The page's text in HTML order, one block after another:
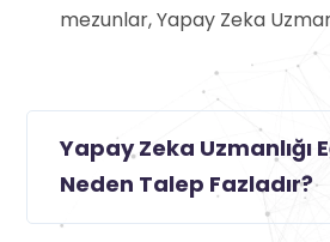
mezunlar, Yapay Zeka
Yapay Zeka Uzmanlığı
Neden Talep Fazladır?